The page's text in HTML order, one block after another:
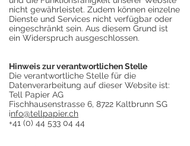
nicht gewährleistet. Zudem können einzelne
Dienste und Services nicht verfügbar oder
eingeschränkt sein. Aus diesem Grund ist
ein Widerspruch ausgeschlossen.
Hinweis zur verantwortlichen Stelle
Die verantwortliche Stelle für die
Datenverarbeitung auf dieser Website ist:
Tell Papier AG
Fischhausenstrasse 6, 8722 Kaltbrunn SG
info@tellpapier.ch
+41 (0) 44 533 04 44